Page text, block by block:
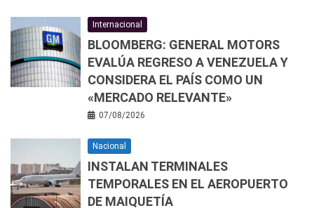
Internacional
BLOOMBERG: GENERAL MOTORS
EVALÚA REGRESO A VENEZUELA Y
CONSIDERA EL PAÍS COMO UN
«MERCADO RELEVANTE»
07/08/2026
Nacional
INSTALAN TERMINALES
TEMPORALES EN EL AEROPUERTO
DE MAIQUETÍA